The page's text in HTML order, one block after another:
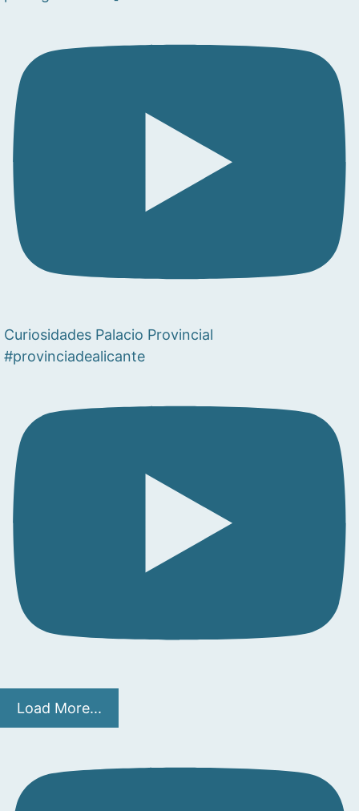
Curiosidades Palacio Provincial
#provinciadealicante
Load More...